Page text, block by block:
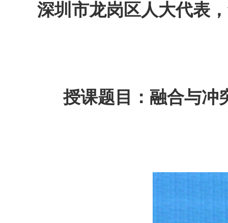
深圳市龙岗区人大代表
授课题目：融合与